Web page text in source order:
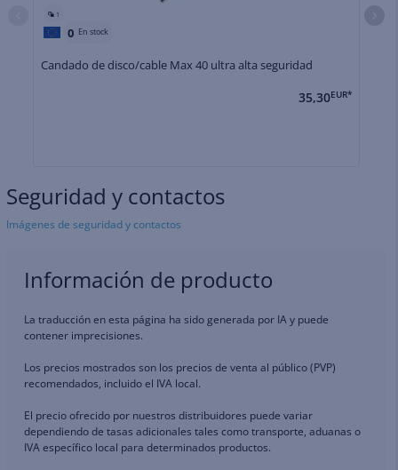
1
0 En stock
Candado de disco/cable Max 40 ultra alta seguridad
35,30EUR*
Seguridad y contactos
Imágenes de seguridad y contactos
Información de producto
La traducción en esta página ha sido generada por IA y puede
contener imprecisiones.
Los precios mostrados son los precios de venta al público (PVP)
recomendados, incluido el IVA local.
El precio ofrecido por nuestros distribuidores puede variar
dependiendo de tasas adicionales tales como transporte, aduanas o
IVA específico local para determinados productos.